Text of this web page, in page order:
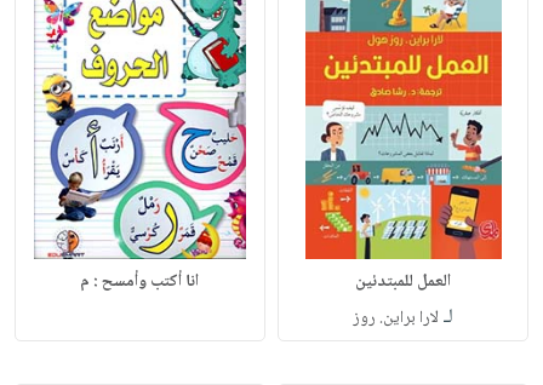
العمل للمبتدئين
لـ لارا براين. روز
انا أكتب وأمسح : م